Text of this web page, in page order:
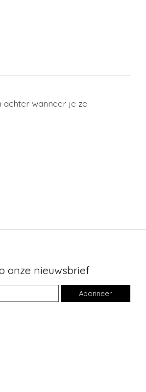
achter wanneer je ze
onze nieuwsbrief
Abonneer